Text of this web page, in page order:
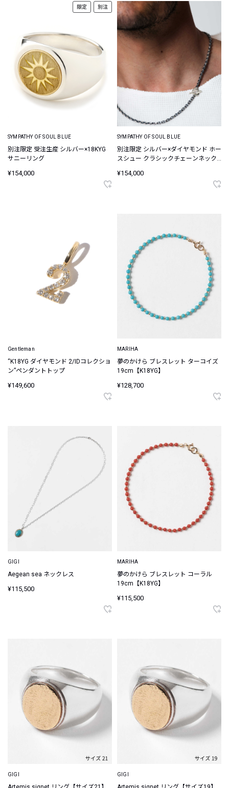
限定 別注
SYMPATHY OF SOUL BLUE
別注限定 受注生産 シルバー×18KYG
サニーリング
¥154,000
SYMPATHY OF SOUL BLUE
別注限定 シルバー×ダイヤモンド ホー
スシュー クラシックチェーンネック
¥154,000
Gentleman
“K18YG ダイヤモンド 2/IDコレクショ
ン”ペンダントトップ
¥149,600
MARIHA
夢のかけら ブレスレット ターコイズ
19cm【K18YG】
¥128,700
GIGI
Aegean sea ネックレス
¥115,500
MARIHA
夢のかけら ブレスレット コーラル
19cm【K18YG】
¥115,500
GIGI GIGI